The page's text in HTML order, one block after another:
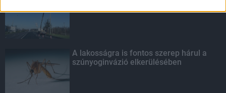
A lakosságra is fontos szerep hárul a
szúnyoginvázió elkerülésében